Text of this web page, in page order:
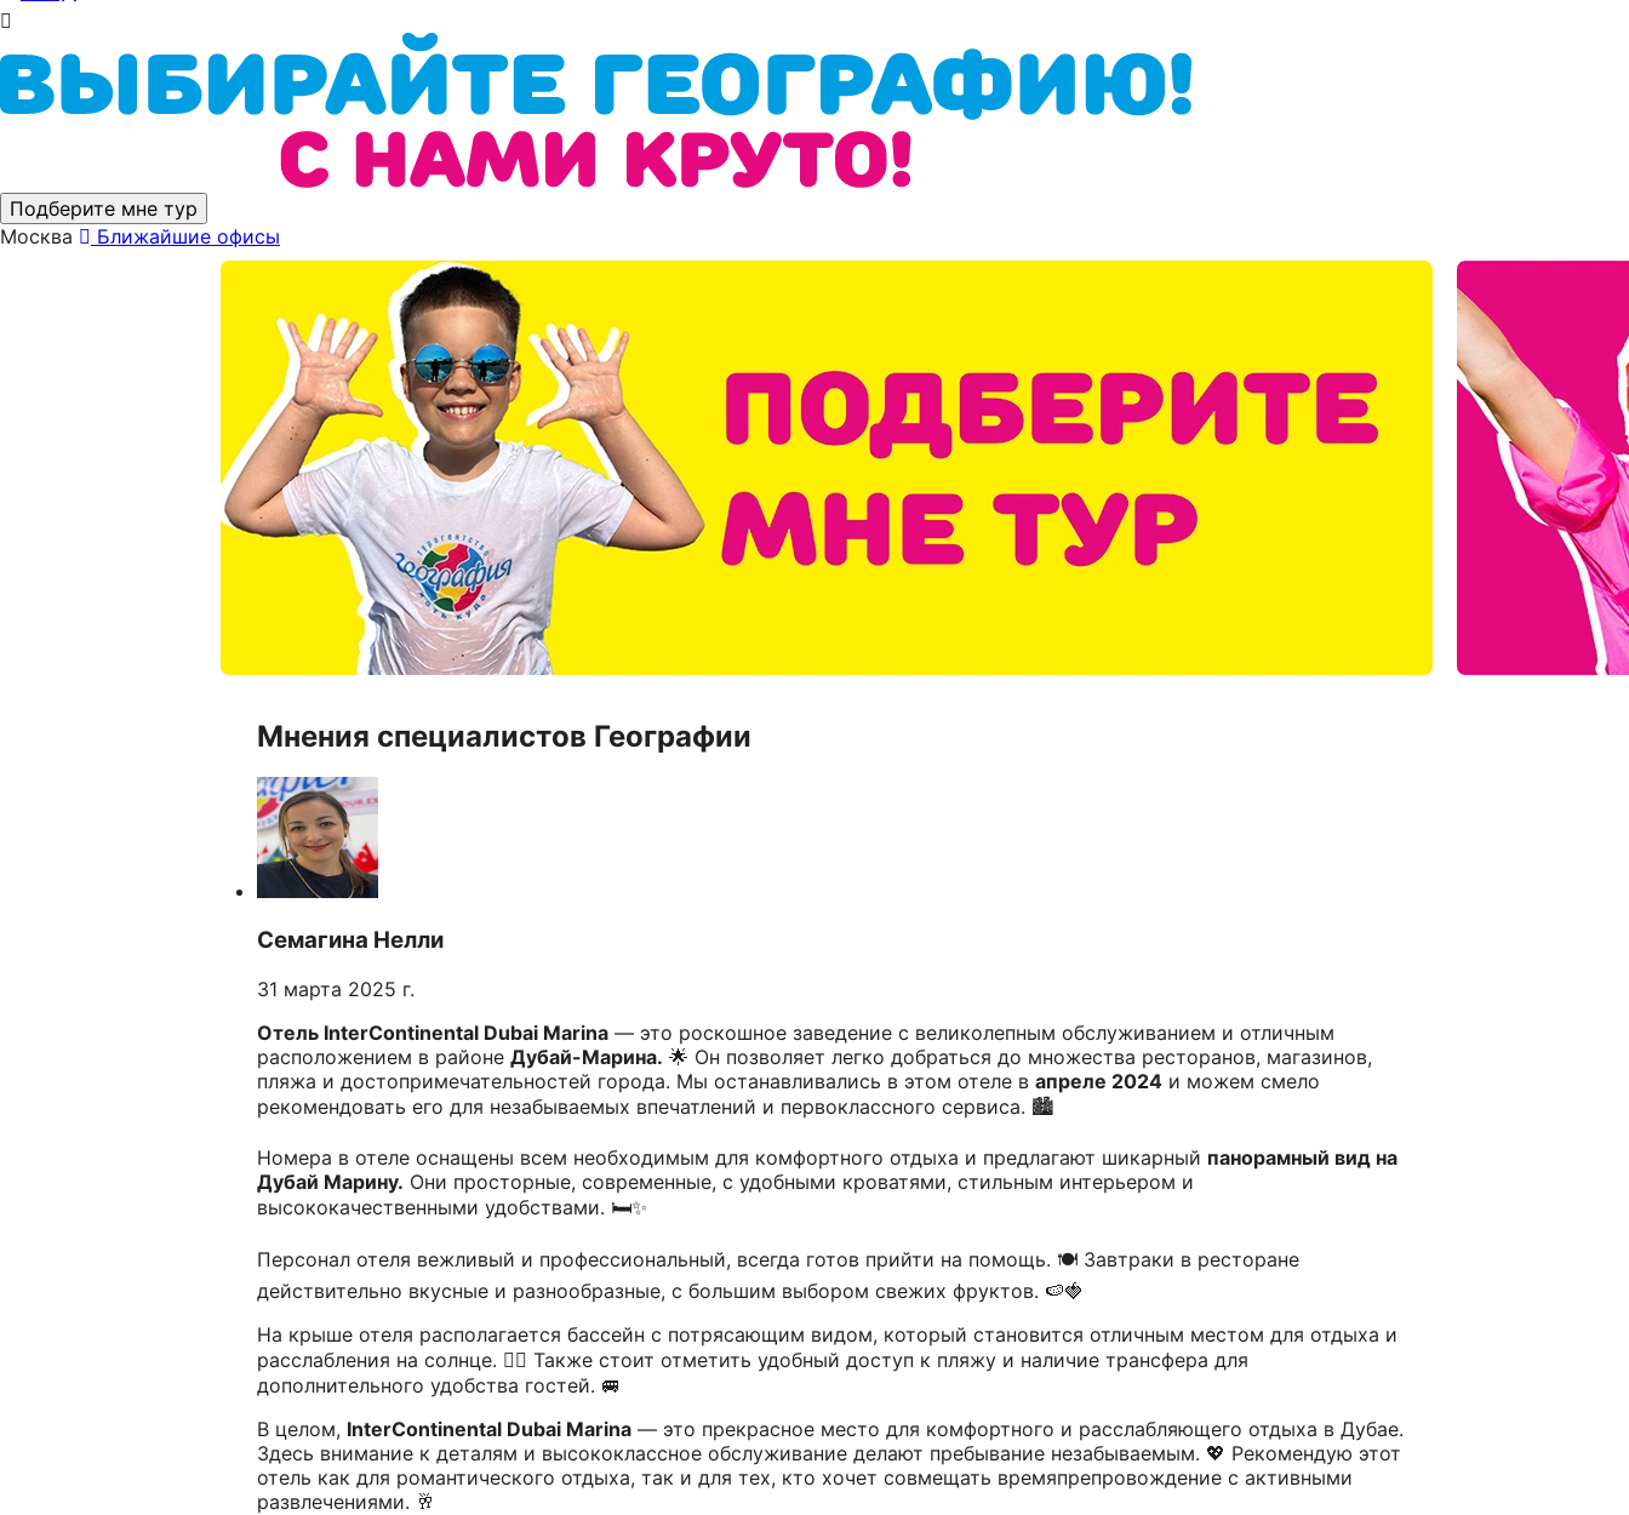
Подберите мне тур
Москва
Ближайшие офисы
Мнения специалистов Географии
Семагина Нелли
31 марта 2025 г.
Отель InterContinental Dubai Marina — это роскошное заведение с великолепным обслуживанием и отличным
расположением в районе Дубай-Марина. 🌟 Он позволяет легко добраться до множества ресторанов, магазинов,
пляжа и достопримечательностей города. Мы останавливались в этом отеле в апреле 2024 и можем смело
рекомендовать его для незабываемых впечатлений и первоклассного сервиса. 🏙️
Номера в отеле оснащены всем необходимым для комфортного отдыха и предлагают шикарный панорамный вид на
Дубай Марину. Они просторные, современные, с удобными кроватями, стильным интерьером и
высококачественными удобствами. 🛏️✨
Персонал отеля вежливый и профессиональный, всегда готов прийти на помощь. 🍽️ Завтраки в ресторане
действительно вкусные и разнообразные, с большим выбором свежих фруктов. 🍉🍓
На крыше отеля располагается бассейн с потрясающим видом, который становится отличным местом для отдыха и
расслабления на солнце. 🏊‍♂️ Также стоит отметить удобный доступ к пляжу и наличие трансфера для
дополнительного удобства гостей. 🚐
В целом, InterContinental Dubai Marina — это прекрасное место для комфортного и расслабляющего отдыха в Дубае.
Здесь внимание к деталям и высококлассное обслуживание делают пребывание незабываемым. 💖 Рекомендую этот
отель как для романтического отдыха, так и для тех, кто хочет совмещать времяпрепровождение с активными
развлечениями. 🥂